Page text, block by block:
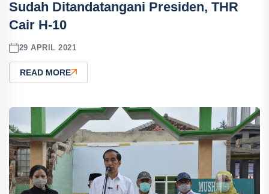
Sudah Ditandatangani Presiden, THR
Cair H-10
29 APRIL 2021
READ MORE